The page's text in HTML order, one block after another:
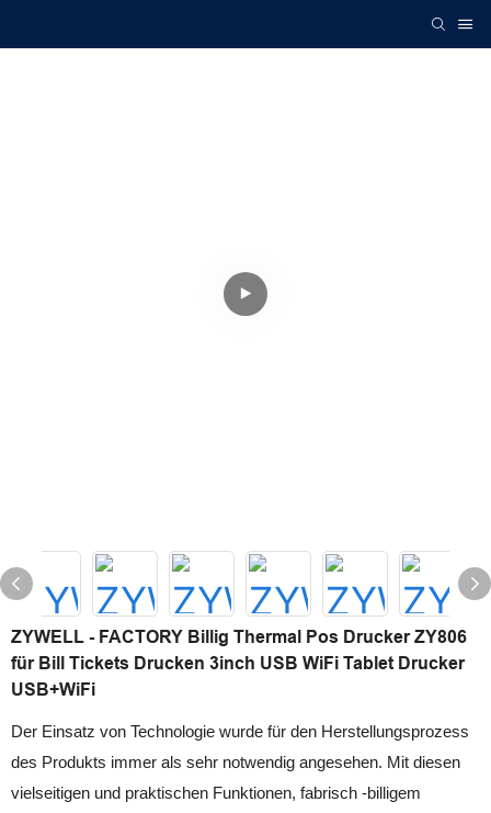
ZYWELL - FACTORY Billig Thermal Pos Drucker ZY806
für Bill Tickets Drucken 3inch USB WiFi Tablet Drucker
USB+WiFi
Der Einsatz von Technologie wurde für den Herstellungsprozess
des Produkts immer als sehr notwendig angesehen. Mit diesen
vielseitigen und praktischen Funktionen, fabrisch -billigem